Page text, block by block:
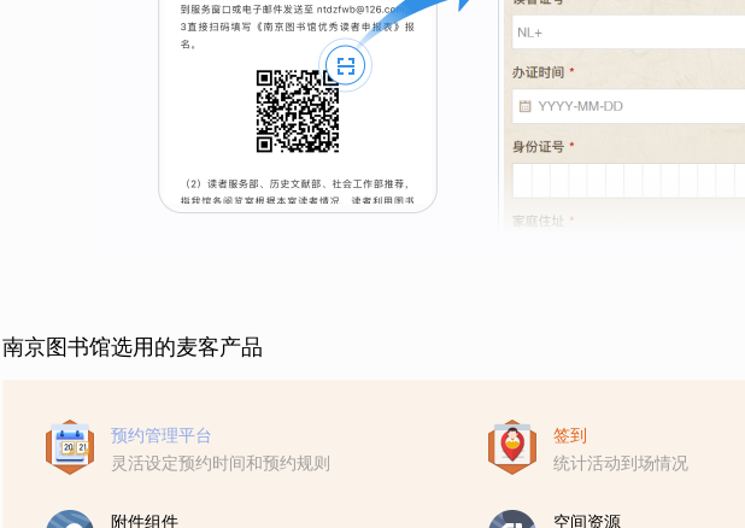
南京图书馆选用的麦客产品
预约管理平台
灵活设定预约时间和预约规则
签到
统计活动到场情况
附件组件 空间资源